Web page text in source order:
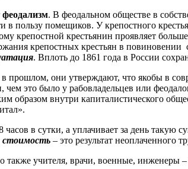
феодализм. В феодальном обществе в
пользу помещиков. У крепостного
крепостной крестьянин проявляет
крепостных крестьян в повиновении
. Вплоть до 1861 года в России
прошлом, они утверждают, что якобы в
это было у рабовладельцев или
внутри капиталистического
в сутки, а уплачивает за день такую
стоимость – это результат неоплаченного
учителя, врачи, военные,